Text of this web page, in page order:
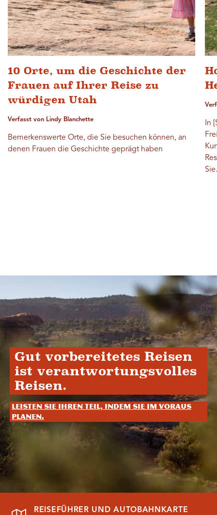
10 Orte, um die Geschichte der
Frauen auf Ihrer Reise zu
würdigen Utah
Verfasst von Lindy Blanchette
Bemerkenswerte Orte, die Sie besuchen können, an
denen Frauen die Geschichte geprägt haben
In
Gut vorbereitetes Reisen
ist verantwortungsvolles
Reisen.
Leisten Sie Ihren Teil, indem Sie im Voraus
planen.
REISEFÜHRER UND AUTOBAHNKARTE